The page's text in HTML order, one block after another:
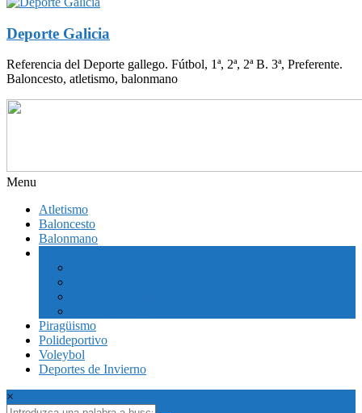
Deporte Galicia
Referencia del Deporte gallego. Fútbol, 1ª, 2ª, 2ª B. 3ª, Preferente.
Baloncesto, atletismo, balonmano
Menu
Atletismo
Baloncesto
Balonmano
Piragüismo
Polideportivo
Voleybol
Deportes de Invierno
×